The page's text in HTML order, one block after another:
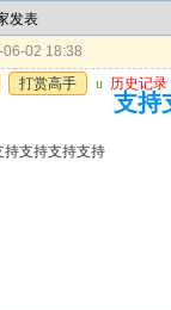
发表
02 18:38
打赏高手 u 历史记录
支持
持支持支持支持